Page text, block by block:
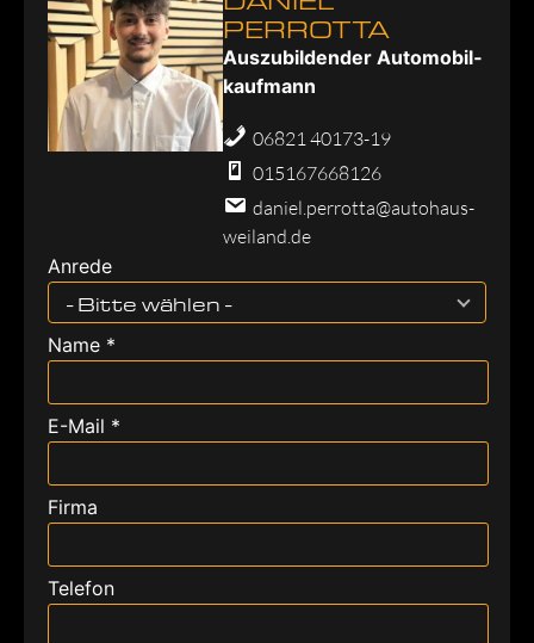
PERROTTA
Aus­zu­bil­den­der Au­to­mo­bil­
kauf­mann
06821 40173-19
015167668126
daniel.perrotta@autohaus-
weiland.de
Anrede
- Bitte wählen -
Name *
E-Mail *
Firma
Telefon